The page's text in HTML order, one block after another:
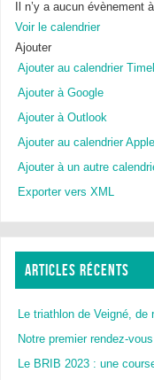
Il n’y a aucun évènement
Voir le calendrier
Ajouter
Ajouter au calendrier
Ajouter à Google
Ajouter à Outlook
Ajouter au calendrier Apple
Ajouter à un autre
Exporter vers XML
ARTICLES RÉCENTS
Le triathlon de Veigné,
Notre premier rendez-
Le BRIB 2023 : une